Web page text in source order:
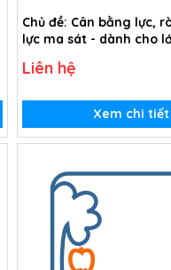
Chủ đề: Cân bằng lực,
lực ma sát - dành cho
Liên hệ
Xem chi tiết